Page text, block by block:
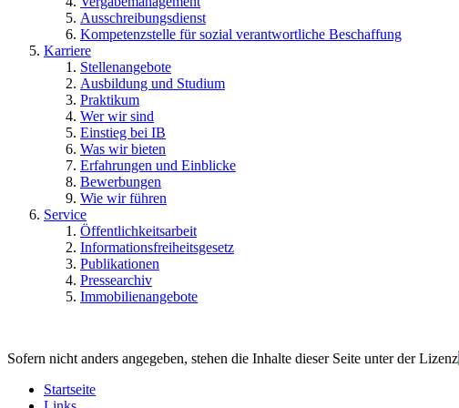
Ausschreibungsdienst
Kompetenzstelle für sozial verantwortliche Beschaffung
Karriere
Stellenangebote
Ausbildung und Studium
Praktikum
Wer wir sind
Einstieg bei IB
Was wir bieten
Erfahrungen und Einblicke
Bewerbungen
Wie wir führen
Service
Öffentlichkeitsarbeit
Informationsfreiheitsgesetz
Publikationen
Pressearchiv
Immobilienangebote
Sofern nicht anders angegeben, stehen die Inhalte dieser Seite unter der Lizenz
Startseite